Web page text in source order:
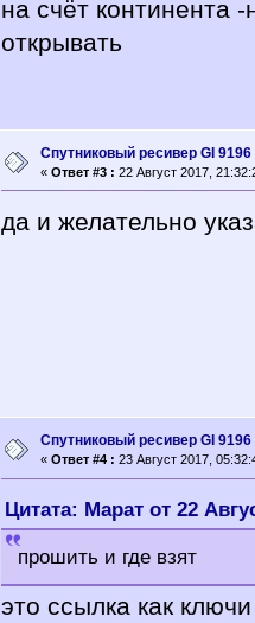
на счёт континента
открывать
Спутниковый ресивер GI 9196
« Ответ #3 : 22 Август 2017,
да и желательно
Спутниковый ресивер GI
« Ответ #4 : 23 Август 2017,
Цитата: Марат от 22
прошить и где взят
это ссылка как